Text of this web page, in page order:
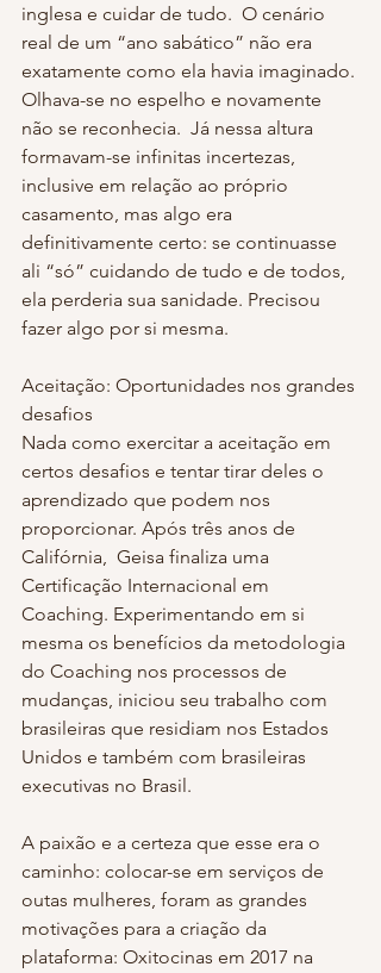
inglesa e cuidar de tudo.  O cenário
real de um “ano sabático” não era
exatamente como ela havia imaginado.
Olhava-se no espelho e novamente
não se reconhecia.  Já nessa altura
formavam-se infinitas incertezas,
inclusive em relação ao próprio
casamento, mas algo era
definitivamente certo: se continuasse
ali “só” cuidando de tudo e de todos,
ela perderia sua sanidade. Precisou
fazer algo por si mesma.
Aceitação: Oportunidades nos grandes
desafios
Nada como exercitar a aceitação em
certos desafios e tentar tirar deles o
aprendizado que podem nos
proporcionar. Após três anos de
Califórnia,  Geisa finaliza uma
Certificação Internacional em
Coaching. Experimentando em si
mesma os benefícios da metodologia
do Coaching nos processos de
mudanças, iniciou seu trabalho com
brasileiras que residiam nos Estados
Unidos e também com brasileiras
executivas no Brasil.
A paixão e a certeza que esse era o
caminho: colocar-se em serviços de
outas mulheres, foram as grandes
motivações para a criação da
plataforma: Oxitocinas em 2017 na